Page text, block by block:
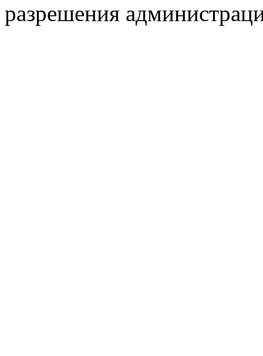
разрешения